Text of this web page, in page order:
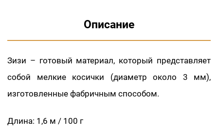
Описание
Зизи – готовый материал, который представляет
собой мелкие косички (диаметр около 3 мм),
изготовленные фабричным способом.
Длина: 1,6 м / 100 г